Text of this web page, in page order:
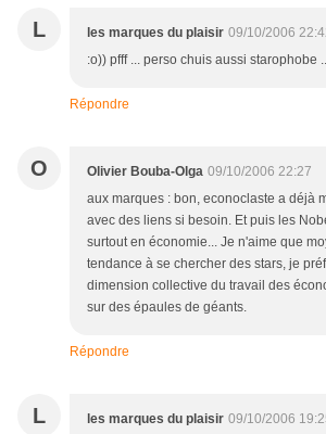
L les marques du plaisir 09/10/2006
:o)) pfff ... perso chuis aussi starophobe
Répondre
O Olivier Bouba-Olga 09/10/2006 22:27
aux marques : bon, econoclaste a déjà
avec des liens si besoin. Et puis les
surtout en économie... Je n'aime que
tendance à se chercher des stars, je
dimension collective du travail des
sur des épaules de géants.
Répondre
L les marques du plaisir 09/10/2006